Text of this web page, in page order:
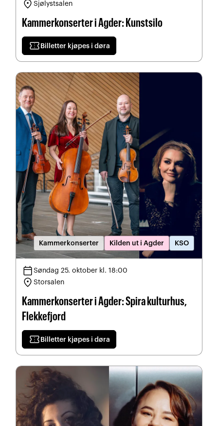
location_onSjølystsalen
Kammerkonserter i Agder: Kunstsilo
confirmation_number Billetter kjøpes i døra
Kammerkonserter Kilden ut i Agder KSO
calendar_todaySøndag 25. oktober kl. 18:00
location_onStorsalen
Kammerkonserter i Agder: Spira kulturhus,
Flekkefjord
confirmation_number Billetter kjøpes i døra